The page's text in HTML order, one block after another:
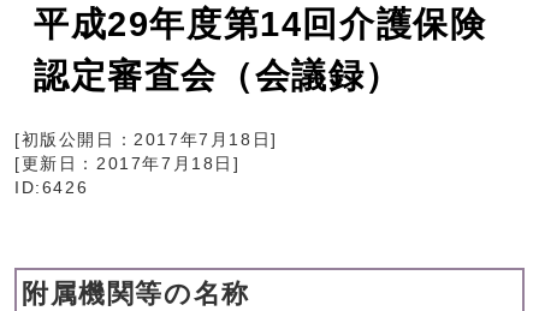
平成29年度第14回介護保険
認定審査会（会議録）
[初版公開日：2017年7月18日]
[更新日： 2017年7月18日 ]
ID:6426
附属機関等の名称